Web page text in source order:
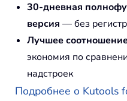
30-дневная
версия — без
Лучшее
экономия по
надстроек
Подробнее о Kutools